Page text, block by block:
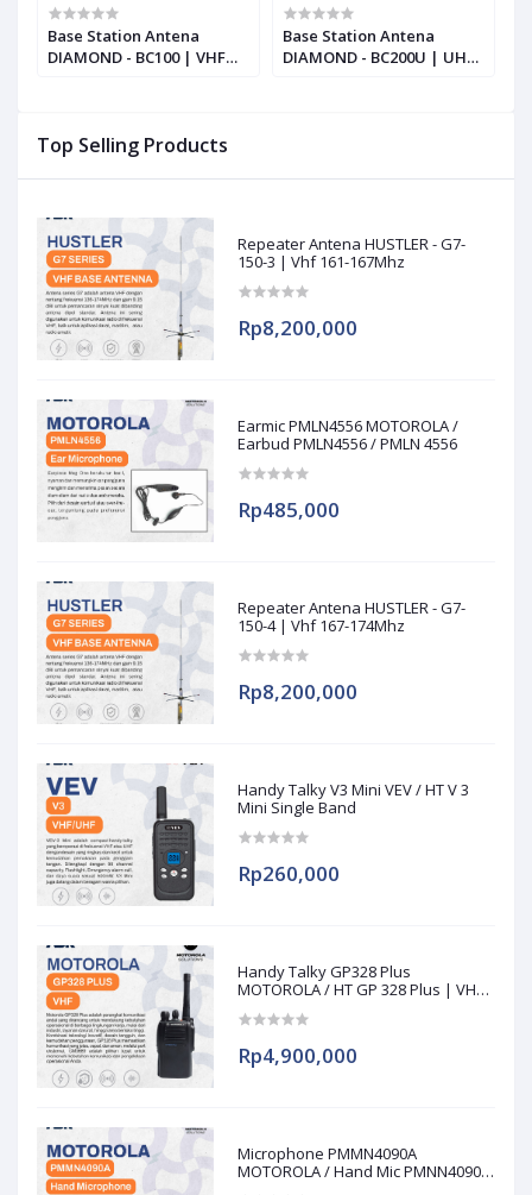
Top Selling Products
Repeater Antena HUSTLER - G7-
150-3 | Vhf 161-167Mhz
Rp8,200,000
Earmic PMLN4556 MOTOROLA /
Earbud PMLN4556 / PMLN 4556
Rp485,000
Repeater Antena HUSTLER - G7-
150-4 | Vhf 167-174Mhz
Rp8,200,000
Handy Talky V3 Mini VEV / HT V 3
Mini Single Band
Rp260,000
Handy Talky GP328 Plus
MOTOROLA / HT GP 328 Plus | VHF
Rp4,900,000
Microphone PMMN4090A
MOTOROLA / Hand Mic PMNN4090A
Base Station Antena
DIAMOND - BC100 | VHF
Base Station Antena
DIAMOND - BC200U | UHF